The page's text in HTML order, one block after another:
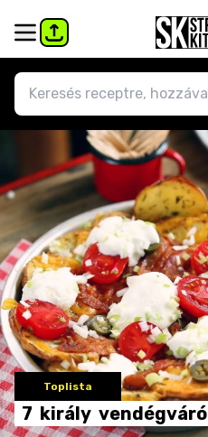
Toplista
7 király vendégváró